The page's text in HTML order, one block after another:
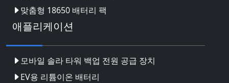
맞춤형 18650 배터리 팩
애플리케이션
모바일 솔라 타워 백업 전원 공급 장치
EV용 리튬이온 배터리